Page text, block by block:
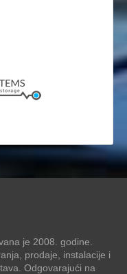
je 2008. godine.
prodaje, instalacije i
Odgovarajući na